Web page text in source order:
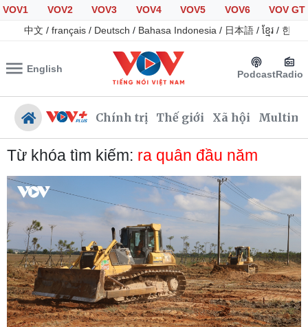
VOV1 VOV2 VOV3 VOV4 VOV5 VOV6
VOV GT
中文 / français / Deutsch / Bahasa Indonesia / 日本語 / ខ្មែរ / 한국
English PodcastRadio
Chính trị Thế giới Xã hội
Chính trị
Tổ chức nhân sự
Quốc hội
Nhận diện sự thật
Xã hội
Tin 24h
Dự báo thời tiết
Dấu ấn VOV
Việc làm
Biển đảo
Từ khóa tìm kiếm: ra quân đầu năm